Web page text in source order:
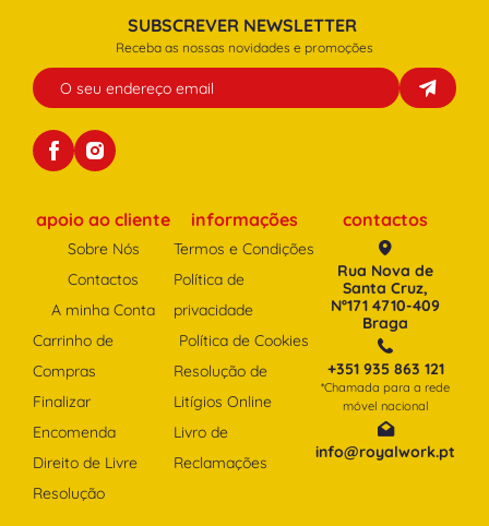
SUBSCREVER NEWSLETTER
Receba as nossas novidades e promoções
apoio ao cliente
Sobre Nós
Contactos
A minha Conta
Carrinho de
Compras
Finalizar
Encomenda
Direito de Livre
Resolução
informações
Termos e Condições
Política de
privacidade
Política de Cookies
Resolução de
Litígios Online
Livro de
Reclamações
contactos
Rua Nova de
Santa Cruz,
Nº171 4710-409
Braga
+351 935 863 121
*Chamada para a rede
móvel nacional
info@royalwork.pt